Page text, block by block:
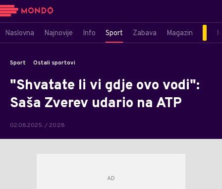
Naslovna Najnovije Info Sport Zabava Magazin
Sport Ostali sportovi
"Shvatate li vi gdje ovo vodi":
Saša Zverev udario na ATP
02.08.2025. / 20:28